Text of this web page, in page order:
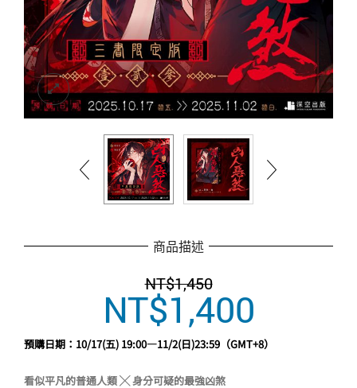
商品描述
NT$1,450
原
始
價
格：
NT$1,400
價
預購日期：10/17(五) 19:00—11/2(日)23:59（GMT+8）
看似平凡的普通人類 ╳ 身分可疑的最強凶煞